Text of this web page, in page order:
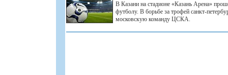
В Казани на стадионе «Казань Арена»
футболу. В борьбе за трофей санкт-
московскую команду ЦСКА.